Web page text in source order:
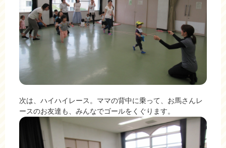
次は、ハイハイレース。ママの背中に乗って、お馬さんレ
ースのお友達も、みんなでゴールをくぐります。